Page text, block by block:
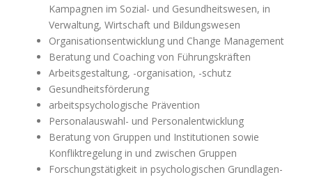
vertieften
und
Methodenkenntnisse
qualifizieren
sich
AbsolventInnen
desMasterstudiums
Psychologiefür
eine
Kampagnen im Sozial- und Gesundheitswesen, in
Verwaltung, Wirtschaft und Bildungswesen
Organisationsentwicklung und Change Management
Beratung und Coaching von Führungskräften
Arbeitsgestaltung, -organisation, -schutz
Gesundheitsförderung
arbeitspsychologische Prävention
Personalauswahl- und Personalentwicklung
Beratung von Gruppen und Institutionen sowie
Konfliktregelung in und zwischen Gruppen
Forschungstätigkeit in psychologischen Grundlagen-